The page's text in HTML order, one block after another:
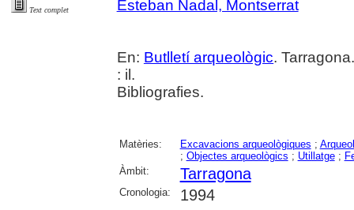
Text complet
Esteban Nadal, Montserrat
En: Butlletí arqueològic.
: il.
Bibliografies.
Matèries: Excavacions arqueològiques ;
; Objectes arqueològics ; Utillatge;
Àmbit:
Tarragona
Cronologia: 1994